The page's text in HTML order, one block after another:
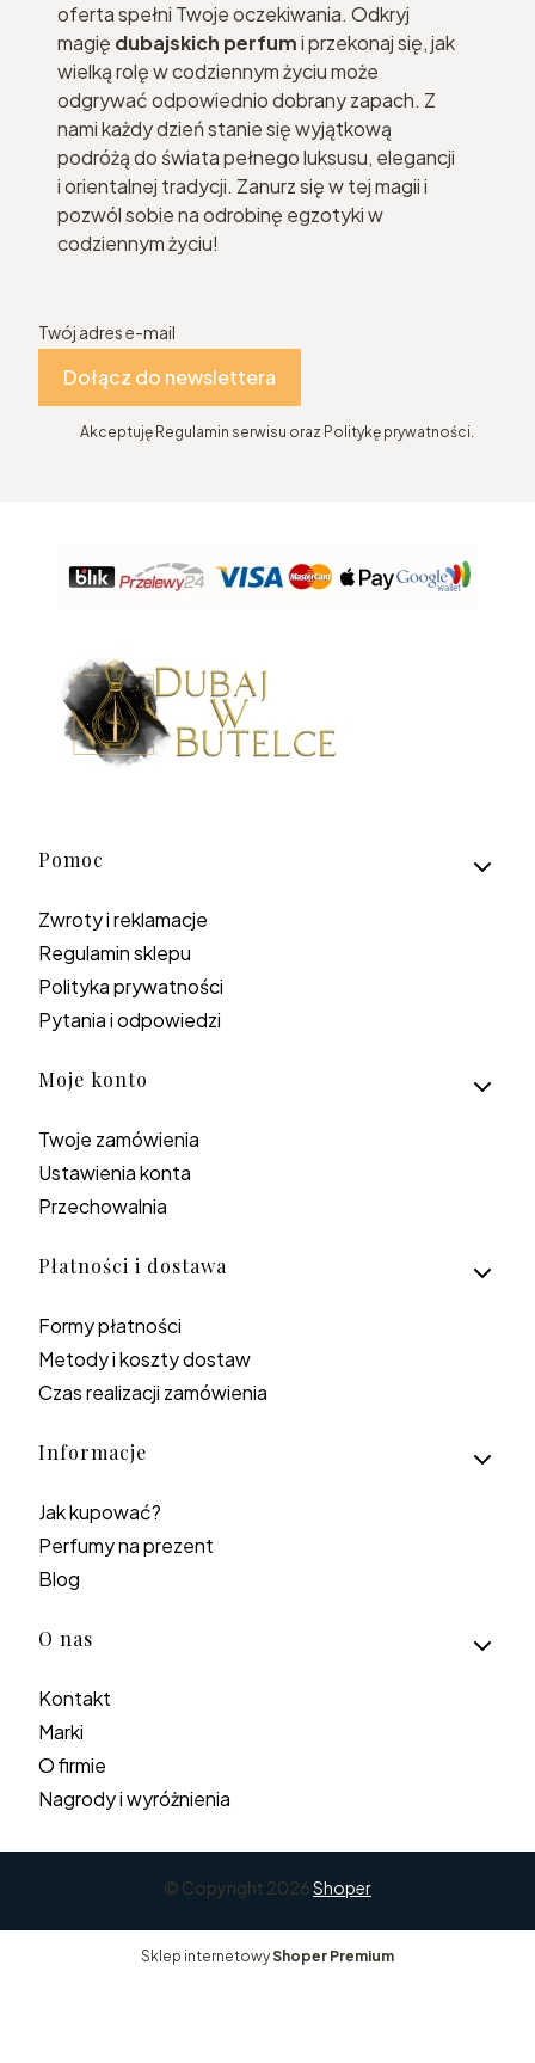
oferta spełni Twoje oczekiwania. Odkryj
magię dubajskich perfumi przekonaj się, jak
wielką rolę w codziennym życiu może
odgrywać odpowiednio dobrany zapach. Z
nami każdy dzień stanie się wyjątkową
podróżą do świata pełnego luksusu, elegancji
i orientalnej tradycji. Zanurz się w tej magii i
pozwól sobie na odrobinę egzotyki w
codziennym życiu!
Twój adres e-mail
Dołącz do newslettera
Akceptuję Regulamin serwisu oraz Politykę prywatności.
Linki w stopce
Pomoc
Zwroty i reklamacje
Regulamin sklepu
Polityka prywatności
Pytania i odpowiedzi
Moje konto
Twoje zamówienia
Ustawienia konta
Przechowalnia
Płatności i dostawa
Formy płatności
Metody i koszty dostaw
Czas realizacji zamówienia
Informacje
Jak kupować?
Perfumy na prezent
Blog
O nas
Kontakt
Marki
O firmie
Nagrody i wyróżnienia
© Copyright 2026Shoper
Sklep internetowyShoper Premium